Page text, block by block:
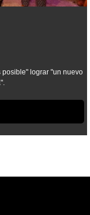
posible" lograr "un nuevo